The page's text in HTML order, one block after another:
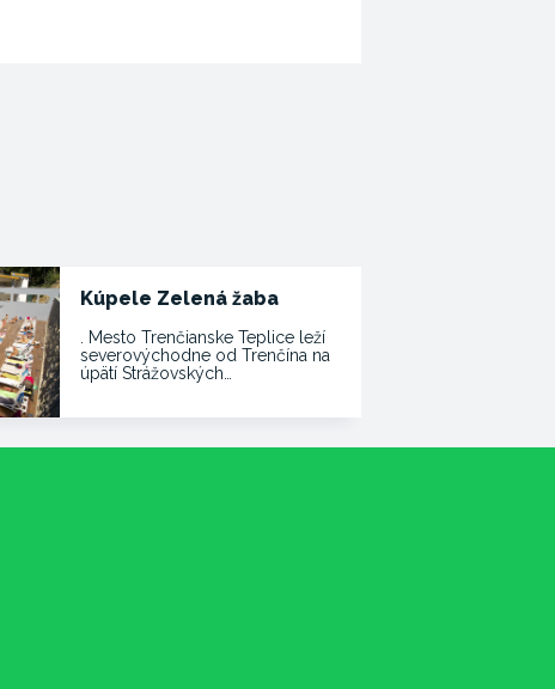
Kúpele Zelená žaba
. Mesto Trenčianske Teplice leží
severovýchodne od Trenčína na
úpätí Strážovských…